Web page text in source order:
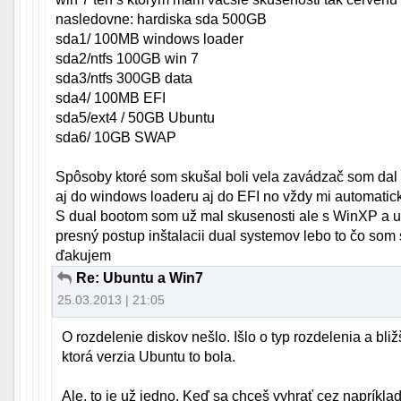
nasledovne: hardiska sda 500GB
sda1/ 100MB windows loader
sda2/ntfs 100GB win 7
sda3/ntfs 300GB data
sda4/ 100MB EFI
sda5/ext4 / 50GB Ubuntu
sda6/ 10GB SWAP
Spôsoby ktoré som skušal boli vela zavádzač som
aj do windows loaderu aj do EFI no vždy mi
S dual bootom som už mal skusenosti ale s WinXP a
presný postup inštalacii dual systemov lebo to čo
ďakujem
Re: Ubuntu a Win7
25.03.2013 | 21:05
O rozdelenie diskov nešlo. Išlo o typ rozdelenia a
ktorá verzia Ubuntu to bola.
Ale, to je už jedno. Keď sa chceš vyhrať cez